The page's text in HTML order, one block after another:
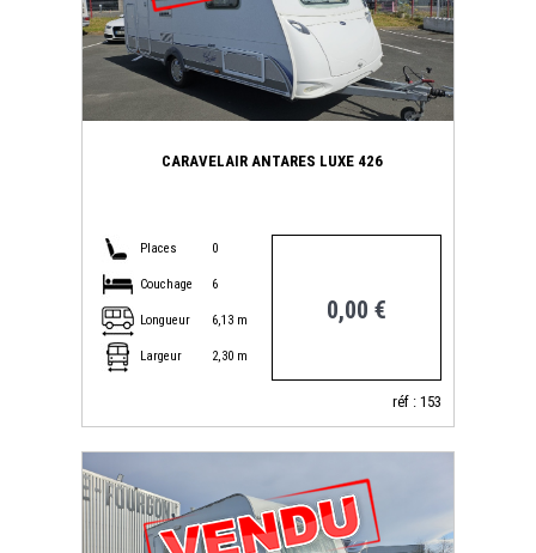
CARAVELAIR ANTARES LUXE 426
Places 0
Couchage 6
Longueur 6,13 m
Largeur 2,30 m
0,00 €
réf : 153